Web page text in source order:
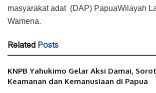
masyarakat adat (DAP) PapuaWilayah
Wamena.
Related Posts
KNPB Yahukimo Gelar Aksi Damai,
Keamanan dan Kemanusiaan di Papua